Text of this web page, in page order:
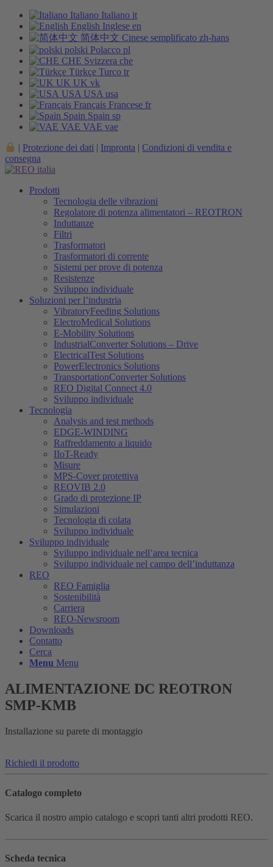
Italiano Italiano it
English Inglese en
简体中文 Cinese semplificato zh-hans
polski Polacco pl
CHE Svizzera che
Türkçe Turco tr
UK UK vk
USA USA usa
Français Francese fr
Spain Spain sp
VAE VAE vae
| Protezione dei dati | Impronta |Condizioni di vendita e
consegna
Prodotti
Tecnologia delle vibrazioni
Regolatore di potenza alimentatori – REOTRON
Induttanze
Filtri
Trasformatori
Trasformatori di corrente
Sistemi per prove di potenza
Resistenze
Sviluppo individuale
Soluzioni per l’industria
VibratoryFeeding Solutions
ElectroMedical Solutions
E-Mobility Solutions
IndustrialConverter Solutions – Drive
ElectricalTest Solutions
PowerElectronics Solutions
TransportationConverter Solutions
REO Digital Connect 4.0
Sviluppo individuale
Tecnologia
Analysis and test methods
EDGE-WINDING
Raffreddamento a liquido
IIoT-Ready
Misure
MPS-Cover protettiva
REOVIB 2.0
Grado di protezione IP
Simulazioni
Tecnologia di colata
Sviluppo individuale
Sviluppo individuale
Sviluppo individuale nell’area tecnica
Sviluppo individuale nel campo dell’induttanza
REO
REO Famiglia
Sostenibilità
Carriera
REO-Newsroom
Downloads
Contatto
Cerca
Menu Menu
ALIMENTAZIONE DC REOTRON
SMP-KMB
Installazione su parete di montaggio
Richiedi il prodotto
Catalogo completo
Scarica il nostro ampio catalogo e scopri tanti altri prodotti REO.
Scheda tecnica